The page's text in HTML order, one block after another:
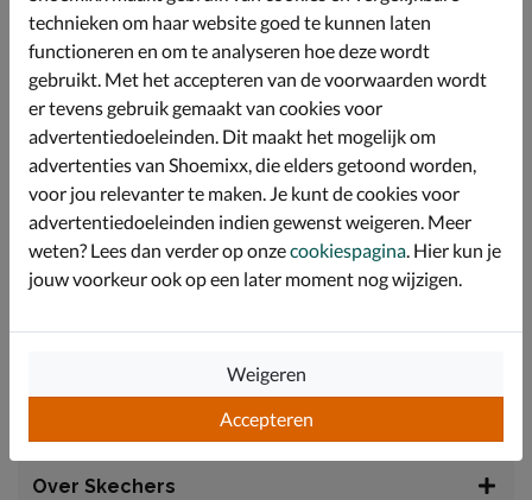
Het voetbed biedt een fijne demping en ondersteuning
bij elke beweging die je kind maakt. Hierdoor kunnen ze
de hele dag onbezorgd rennen en spelen zonder
vermoeide voeten te krijgen.
De lichte buitenzool is vervaardigd uit flexibel rubber
dat zorgt voor een uitstekende grip op verschillende
ondergronden. Bovendien laat de zool geen strepen
achter, wat ideaal is voor zowel binnen- als
buitengebruik.
Deze sneakers zijn voorzien van een iconische
lichtgevende tussenzool die eenvoudig aan en uit te
zetten is met een knopje op de sluiting. De combinatie
ervoor dat kinderen de schoenen gemakkelijk zelf aan
Over Skechers
technieken om haar website goed te kunnen laten
functioneren en om te analyseren hoe deze wordt
gebruikt. Met het accepteren van de voorwaarden wordt
er tevens gebruik gemaakt van cookies voor
advertentiedoeleinden. Dit maakt het mogelijk om
advertenties van Shoemixx, die elders getoond worden,
voor jou relevanter te maken. Je kunt de cookies voor
advertentiedoeleinden indien gewenst weigeren. Meer
weten? Lees dan verder op onzecookiespagina . Hier kun je
jouw voorkeur ook op een later moment nog wijzigen.
Accepteren
Weigeren